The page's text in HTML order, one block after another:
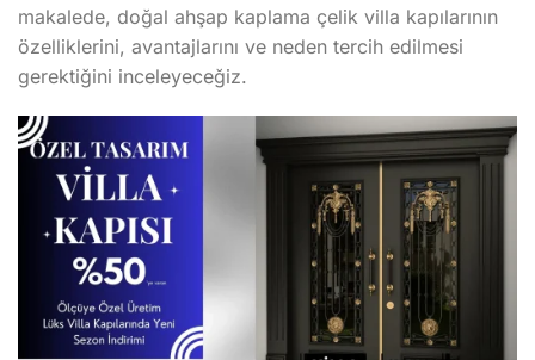
makalede, doğal ahşap kaplama çelik villa kapılarının
özelliklerini, avantajlarını ve neden tercih edilmesi
gerektiğini inceleyeceğiz.